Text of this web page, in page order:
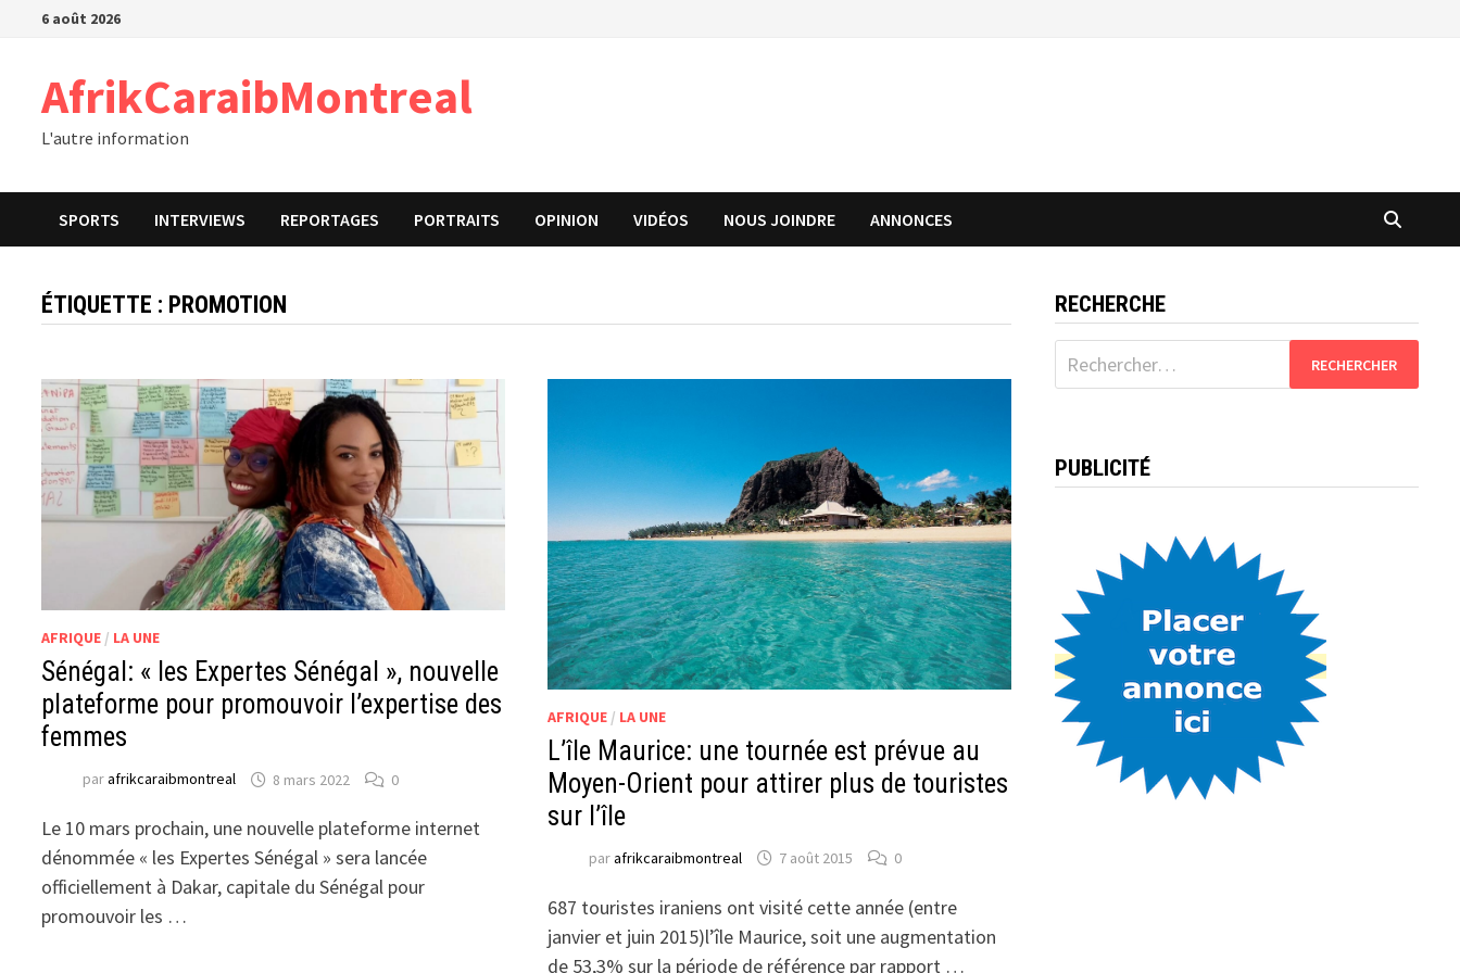
Passer6 août 2026
AfrikCaraibMontreal
L'autre information
SPORTS INTERVIEWS REPORTAGES PORTRAITS OPINION VIDÉOS NOUS JOINDRE ANNONCES
ÉTIQUETTE : PROMOTION
AFRIQUE / LA UNE
Sénégal: « les Expertes Sénégal », nouvelle
plateforme pour promouvoir l’expertise des
femmes
parafrikcaraibmontreal 8 mars 2022 0
Le 10 mars prochain, une nouvelle plateforme internet
dénommée « les Expertes Sénégal » sera lancée
officiellement à Dakar, capitale du Sénégal pour
promouvoir les …
AFRIQUE/ LA UNE
L’île Maurice: une tournée est prévue au
Moyen-Orient pour attirer plus de touristes
sur l’île
parafrikcaraibmontreal 7 août 2015 0
687 touristes iraniens ont visité cette année (entre
janvier et juin 2015)l’île Maurice, soit une augmentation
de 53,3% sur la période de référence par rapport …
RECHERCHE
Rechercher :
PUBLICITÉ